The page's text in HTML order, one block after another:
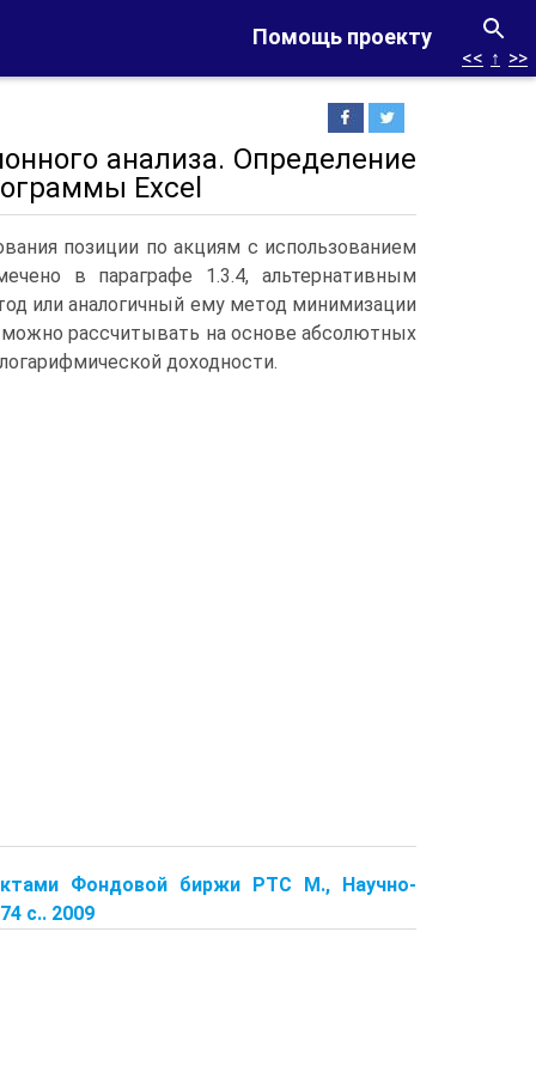
Помощь проекту
<< ↑ >>
анализа. Определение
Excel
пози­ции по акциям с использованием
в параграфе 1.3.4, альтернативным
или аналогичный ему метод мини­мизации
рассчитывать на основе абсолютных
доходности.
Фондовой биржи РТС М., Научно-
с.. 2009